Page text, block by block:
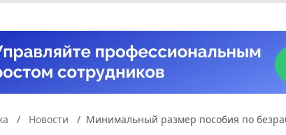
Новости Минимальный размер пособия по